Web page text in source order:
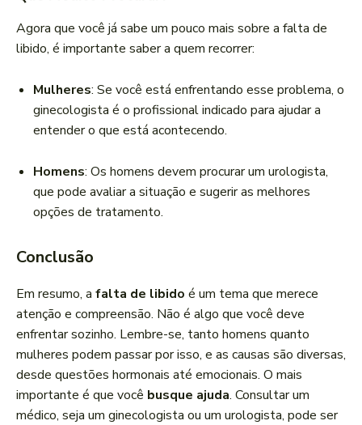
Agora que você já sabe um pouco mais sobre a falta de
libido, é importante saber a quem recorrer:
Mulheres: Se você está enfrentando esse problema, o
ginecologista é o profissional indicado para ajudar a
entender o que está acontecendo.
Homens: Os homens devem procurar um urologista,
que pode avaliar a situação e sugerir as melhores
opções de tratamento.
Conclusão
Em resumo, a falta de libido é um tema que merece
atenção e compreensão. Não é algo que você deve
enfrentar sozinho. Lembre-se, tanto homens quanto
mulheres podem passar por isso, e as causas são diversas,
desde questões hormonais até emocionais. O mais
importante é que você busque ajuda. Consultar um
médico, seja um ginecologista ou um urologista, pode ser